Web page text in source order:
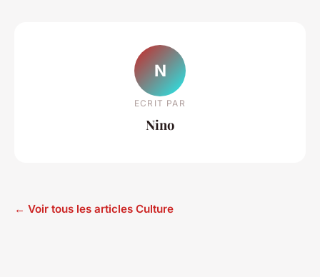
N
ECRIT PAR
Nino
← Voir tous les articles Culture